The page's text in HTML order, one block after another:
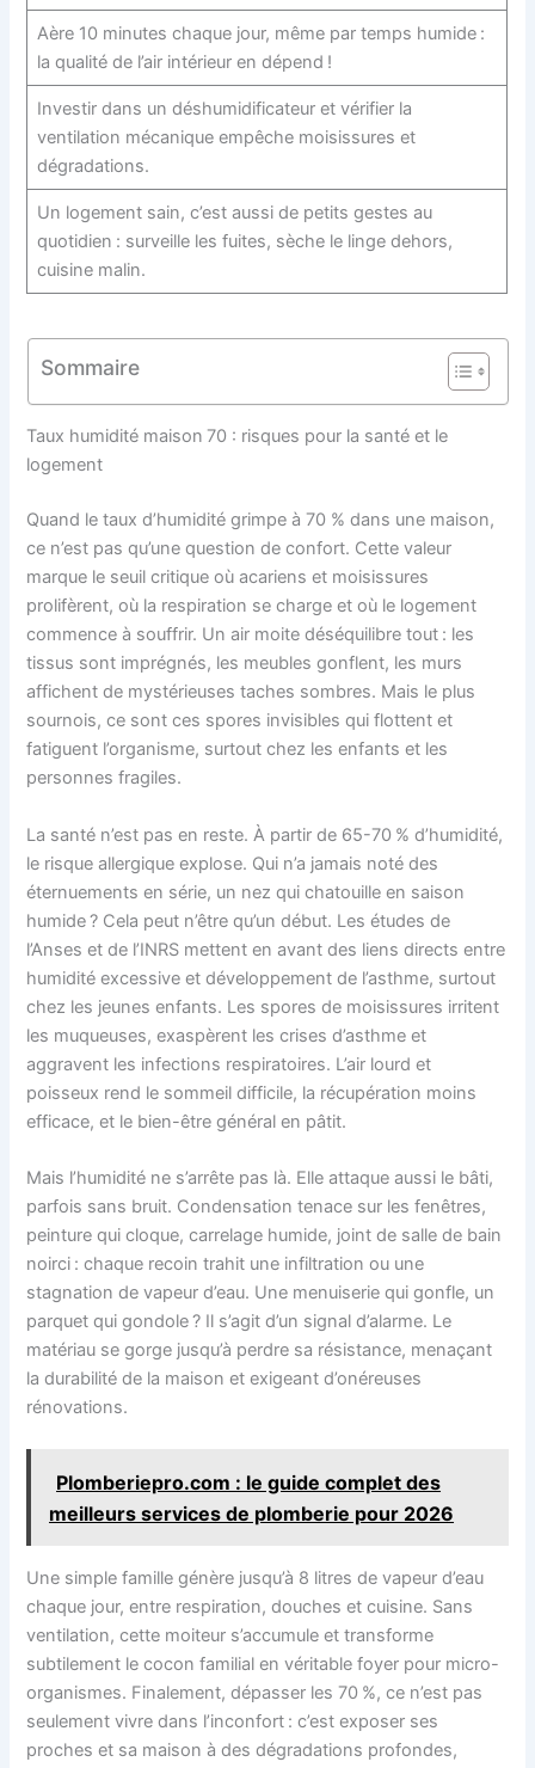
Aère 10 minutes chaque jour, même par temps humide :
la qualité de l’air intérieur en dépend !
Investir dans un déshumidificateur et vérifier la
ventilation mécanique empêche moisissures et
dégradations.
Un logement sain, c’est aussi de petits gestes au
quotidien : surveille les fuites, sèche le linge dehors,
cuisine malin.
Sommaire
Taux humidité maison 70 : risques pour la santé et le
logement
Quand le taux d’humidité grimpe à 70 % dans une maison,
ce n’est pas qu’une question de confort. Cette valeur
marque le seuil critique où acariens et moisissures
prolifèrent, où la respiration se charge et où le logement
commence à souffrir. Un air moite déséquilibre tout : les
tissus sont imprégnés, les meubles gonflent, les murs
affichent de mystérieuses taches sombres. Mais le plus
sournois, ce sont ces spores invisibles qui flottent et
fatiguent l’organisme, surtout chez les enfants et les
personnes fragiles.
La santé n’est pas en reste. À partir de 65-70 % d’humidité,
le risque allergique explose. Qui n’a jamais noté des
éternuements en série, un nez qui chatouille en saison
humide ? Cela peut n’être qu’un début. Les études de
l’Anses et de l’INRS mettent en avant des liens directs entre
humidité excessive et développement de l’asthme, surtout
chez les jeunes enfants. Les spores de moisissures irritent
les muqueuses, exaspèrent les crises d’asthme et
aggravent les infections respiratoires. L’air lourd et
poisseux rend le sommeil difficile, la récupération moins
efficace, et le bien-être général en pâtit.
Mais l’humidité ne s’arrête pas là. Elle attaque aussi le bâti,
parfois sans bruit. Condensation tenace sur les fenêtres,
peinture qui cloque, carrelage humide, joint de salle de bain
noirci : chaque recoin trahit une infiltration ou une
stagnation de vapeur d’eau. Une menuiserie qui gonfle, un
parquet qui gondole ? Il s’agit d’un signal d’alarme. Le
matériau se gorge jusqu’à perdre sa résistance, menaçant
la durabilité de la maison et exigeant d’onéreuses
rénovations.
Plomberiepro.com : le guide complet des
meilleurs services de plomberie pour 2026
Une simple famille génère jusqu’à 8 litres de vapeur d’eau
chaque jour, entre respiration, douches et cuisine. Sans
ventilation, cette moiteur s’accumule et transforme
subtilement le cocon familial en véritable foyer pour micro-
organismes. Finalement, dépasser les 70 %, ce n’est pas
seulement vivre dans l’inconfort : c’est exposer ses
proches et sa maison à des dégradations profondes,